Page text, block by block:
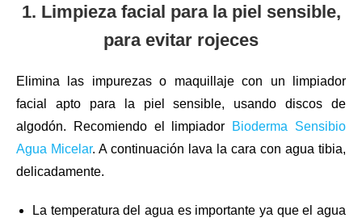
1. Limpieza facial para la piel sensible,
para evitar rojeces
Elimina las impurezas o maquillaje con un limpiador
facial apto para la piel sensible, usando discos de
algodón. Recomiendo el limpiador
Bioderma Sensibio
Agua Micelar. A continuación lava la cara con agua tibia,
delicadamente.
La temperatura del agua es importante ya que el agua